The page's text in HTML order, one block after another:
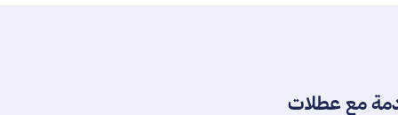
مع عطلات